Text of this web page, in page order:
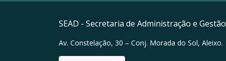
SEAD - Secretaria de Administração e Gestão
Av. Constelação, 30 – Conj. Morada do Sol, Aleixo.